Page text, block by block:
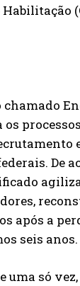
De
após a
seis anos.
uma só